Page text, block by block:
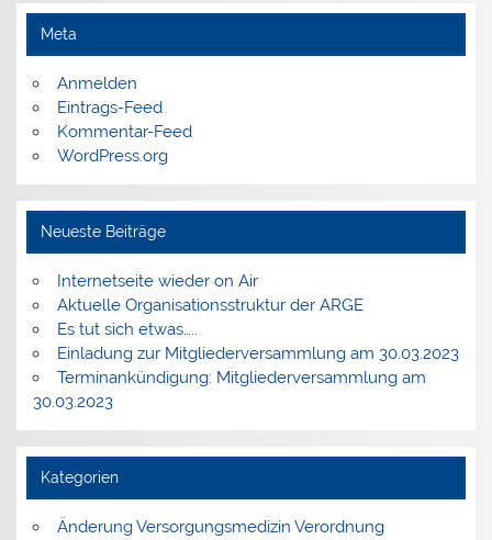
Meta
Anmelden
Eintrags-Feed
Kommentar-Feed
WordPress.org
Neueste Beiträge
Internetseite wieder on Air
Aktuelle Organisationsstruktur der ARGE
Es tut sich etwas…..
Einladung zur Mitgliederversammlung am 30.03.2023
Terminankündigung: Mitgliederversammlung am
30.03.2023
Kategorien
Änderung Versorgungsmedizin Verordnung